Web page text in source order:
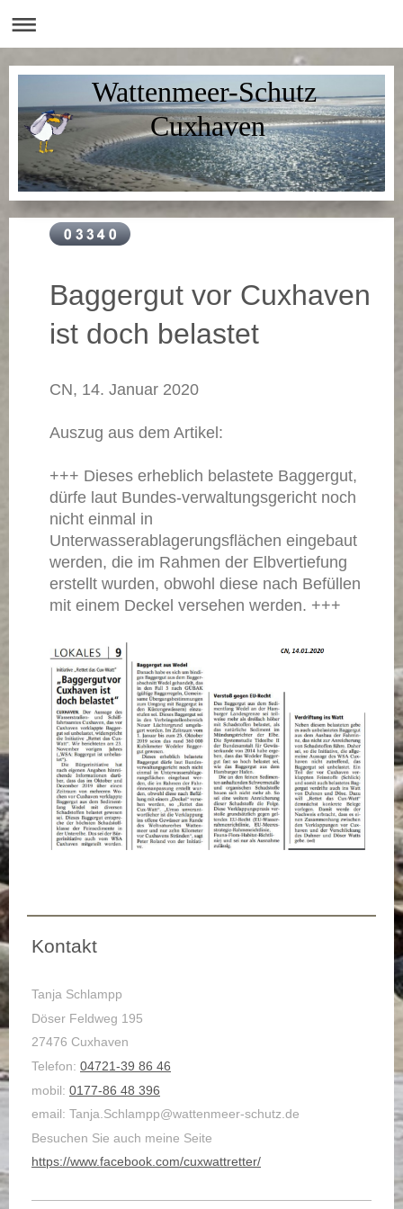
Wattenmeer-Schutz
Cuxhaven
Baggergut vor Cuxhaven
ist doch belastet
CN, 14. Januar 2020
Auszug aus dem Artikel:
+++ Dieses erheblich belastete Baggergut,
dürfe laut Bundes-verwaltungsgericht noch
nicht einmal in
Unterwasserablagerungsflächen eingebaut
werden, die im Rahmen der Elbvertiefung
erstellt wurden, obwohl diese nach Befüllen
mit einem Deckel versehen werden. +++
Kontakt
Tanja Schlampp
Döser Feldweg 195
27476 Cuxhaven
Telefon: 04721-39 86 46
mobil: 0177-86 48 396
email: Tanja.Schlampp@wattenmeer-schutz.de
Besuchen Sie auch meine Seite
https://www.facebook.com/cuxwattretter/